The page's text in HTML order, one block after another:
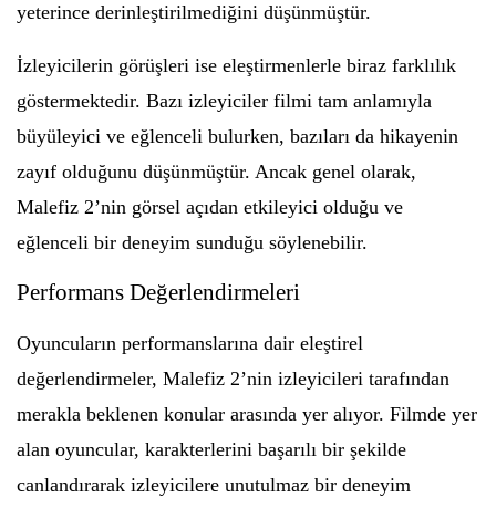
yeterince derinleştirilmediğini düşünmüştür.
İzleyicilerin görüşleri ise eleştirmenlerle biraz farklılık
göstermektedir. Bazı izleyiciler filmi tam anlamıyla
büyüleyici ve eğlenceli bulurken, bazıları da hikayenin
zayıf olduğunu düşünmüştür. Ancak genel olarak,
Malefiz 2’nin görsel açıdan etkileyici olduğu ve
eğlenceli bir deneyim sunduğu söylenebilir.
Performans Değerlendirmeleri
Oyuncuların performanslarına dair eleştirel
değerlendirmeler, Malefiz 2’nin izleyicileri tarafından
merakla beklenen konular arasında yer alıyor. Filmde yer
alan oyuncular, karakterlerini başarılı bir şekilde
canlandırarak izleyicilere unutulmaz bir deneyim